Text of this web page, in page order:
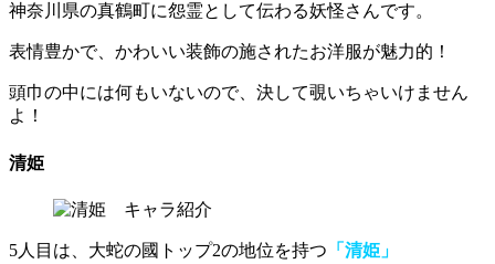
神奈川県の真鶴町に怨霊として伝わる妖怪さんです。
表情豊かで、 かわいい装飾の施されたお洋服が魅力的！
頭巾の中には何もいないので、決して覗いちゃいけません
よ！
清姫
5人目は、大蛇の國トップ2の地位を持つ 「清姫」